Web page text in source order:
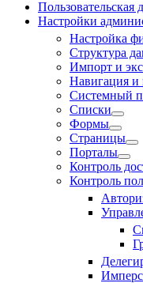
Пользовательская
Настройки
Настройка
Структура
Импорт и
Навигация и
Системный
Списки
Формы
Страницы
Порталы
Контроль
Контроль